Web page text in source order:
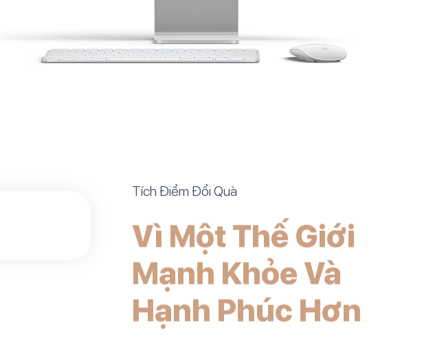
Tích Điểm Đổi Quà
Vì Một Thế Giới
Mạnh Khỏe Và
Hạnh Phúc Hơn